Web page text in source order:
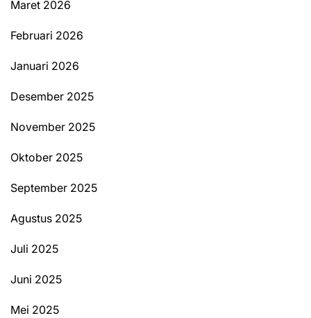
Maret 2026
Februari 2026
Januari 2026
Desember 2025
November 2025
Oktober 2025
September 2025
Agustus 2025
Juli 2025
Juni 2025
Mei 2025